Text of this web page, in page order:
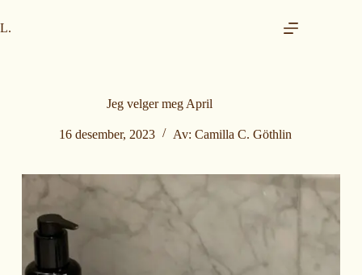
o
p
L.
Jeg velger meg April
16 desember, 2023 Av: Camilla C. Göthlin